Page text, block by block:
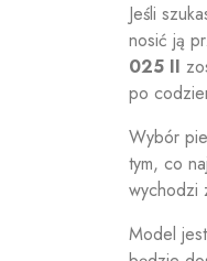
Jeśli
nosić ją
025 II
po
Wybór
tym, co
wychodzi
Model